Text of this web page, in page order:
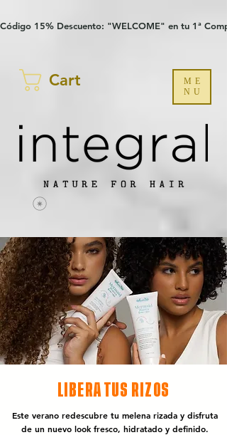
Código 15% Descuento: "WELCOME" en tu 1ª
Cart
ME
NU
LIBERA TUS RIZOS
Este verano redescubre tu melena rizada y disfruta
de un nuevo look fresco, hidratado y definido.